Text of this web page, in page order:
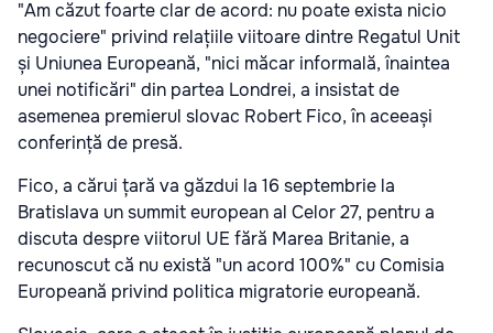
"Am căzut foarte clar de acord: nu poate exista nicio
negociere" privind relațiile viitoare dintre Regatul Unit
și Uniunea Europeană, "nici măcar informală, înaintea
unei notificări" din partea Londrei, a insistat de
asemenea premierul slovac Robert Fico, în aceeași
conferință de presă.
Fico, a cărui țară va găzdui la 16 septembrie la
Bratislava un summit european al Celor 27, pentru a
discuta despre viitorul UE fără Marea Britanie, a
recunoscut că nu există "un acord 100%" cu Comisia
Europeană privind politica migratorie europeană.